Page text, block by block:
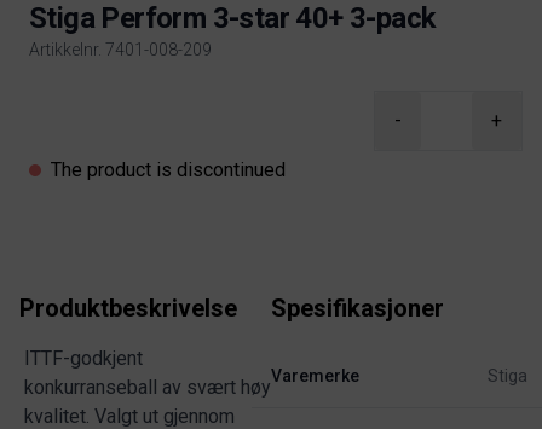
Stiga Perform 3-star 40+ 3-pack
Artikkelnr. 7401-008-209
- +
The product is discontinued
Produktbeskrivelse
ITTF-godkjent
konkurranseball av svært høy
kvalitet. Valgt ut gjennom
Spesifikasjoner
Varemerke Stiga